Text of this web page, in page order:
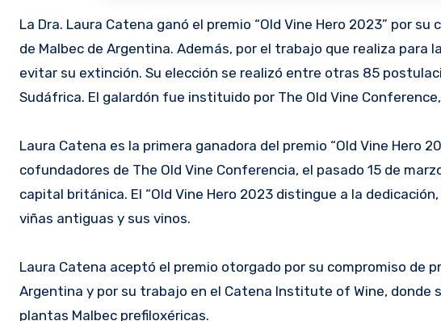
La Dra. Laura Catena ganó el premio “Old Vine Hero 2023” por
de Malbec de Argentina. Además, por el trabajo que realiza para
evitar su extinción. Su elección se realizó entre otras 85
Sudáfrica. El galardón fue instituido por The Old Vine
Laura Catena es la primera ganadora del premio “Old Vine Hero
cofundadores de The Old Vine Conferencia, el pasado 15 de
capital británica. El “Old Vine Hero 2023 distingue a la
viñas antiguas y sus vinos.
Laura Catena aceptó el premio otorgado por su compromiso de
Argentina y por su trabajo en el Catena Institute of Wine, donde
plantas Malbec prefiloxéricas.